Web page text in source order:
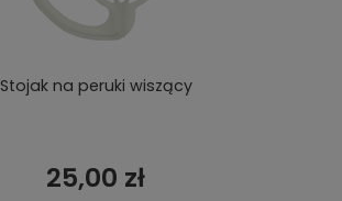
Stojak na peruki wiszący
25,00 zł